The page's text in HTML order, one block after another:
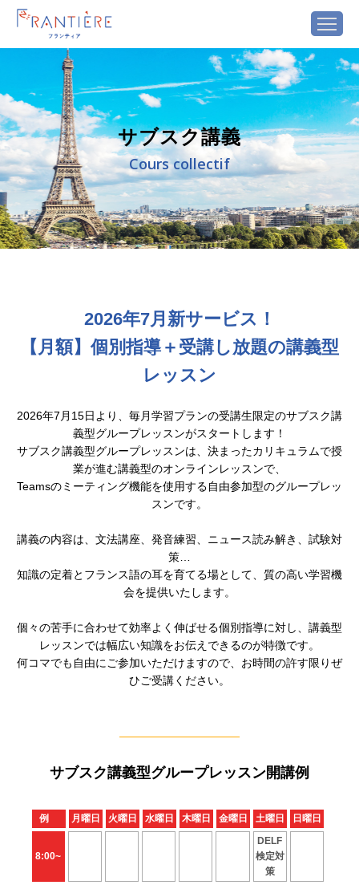
サブスク講義
Cours collectif
2026年7月新サービス！
【月額】個別指導＋受講し放題の講義型
レッスン
2026年7月15日より、毎月学習プランの受講生限定のサブスク講
義型グループレッスンがスタートします！
サブスク講義型グループレッスンは、決まったカリキュラムで授
業が進む講義型のオンラインレッスンで、
Teamsのミーティング機能を使用する自由参加型のグループレッ
スンです。
講義の内容は、文法講座、発音練習、ニュース読み解き、試験対
策…
知識の定着とフランス語の耳を育てる場として、質の高い学習機
会を提供いたします。
個々の苦手に合わせて効率よく伸ばせる個別指導に対し、講義型
レッスンでは幅広い知識をお伝えできるのが特徴です。
何コマでも自由にご参加いただけますので、お時間の許す限りぜ
ひご受講ください。
サブスク講義型グループレッスン開講例
例 月曜日 火曜日 水曜日 木曜日 金曜日 土曜日 日曜日
8:00~
DELF
検定対
策